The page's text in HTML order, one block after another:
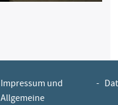
Impressum und
Allgemeine
-